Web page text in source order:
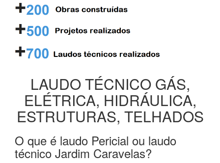
LAUDO TÉCNICO GÁS,
ELÉTRICA, HIDRÁULICA,
ESTRUTURAS, TELHADOS
O que é laudo Pericial ou laudo
técnico Jardim Caravelas?